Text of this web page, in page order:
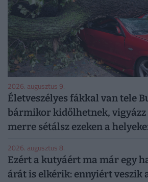
2026. augusztus 9.
Életveszélyes fákkal van tele
bármikor kidőlhetnek, vigyázz
merre sétálsz ezeken a
2026. augusztus 8.
Ezért a kutyáért ma már egy
árát is elkérik: ennyiért veszik